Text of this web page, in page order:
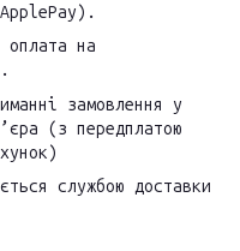
оплата на
замовлення у
(з передплатою
службою доставки